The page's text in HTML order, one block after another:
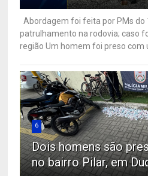
Abordagem foi feita por PMs do
patrulhamento na rodovia; caso
região Um homem foi preso com
6
Dois homens são
no bairro Pilar, em